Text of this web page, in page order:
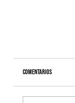
Comentarios